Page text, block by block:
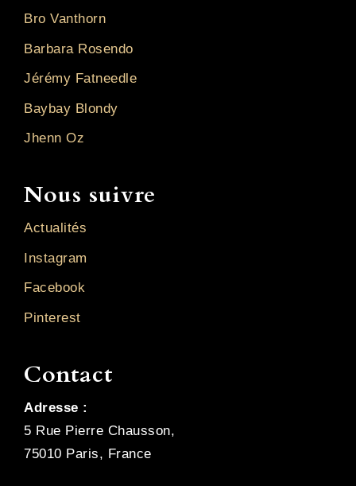
Bro Vanthorn
Barbara Rosendo
Jérémy Fatneedle
Baybay Blondy
Jhenn Oz
Nous suivre
Actualités
Instagram
Facebook
Pinterest
Contact
Adresse :
5 Rue Pierre Chausson,
75010 Paris, France